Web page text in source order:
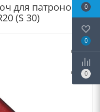
для патронов
(S 30)
0
0
0